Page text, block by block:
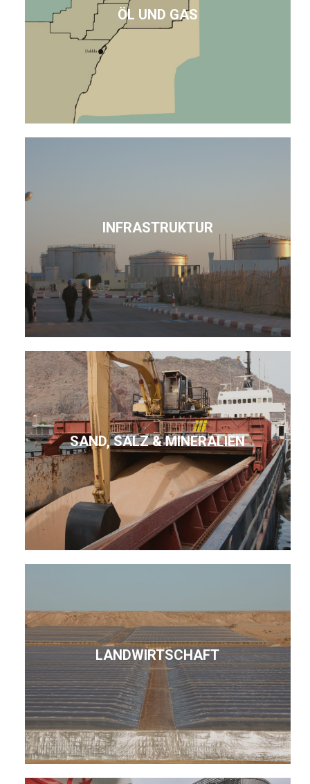
ÖL UND GAS
INFRASTRUKTUR
SAND, SALZ & MINERALIEN
LANDWIRTSCHAFT